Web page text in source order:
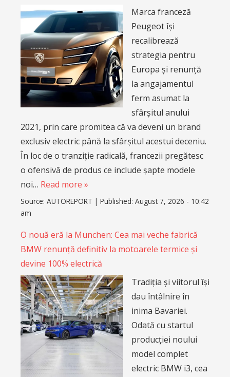
Marca franceză
Peugeot își
recalibrează
strategia pentru
Europa și renunță
la angajamentul
ferm asumat la
sfârșitul anului
2021, prin care promitea că va deveni un brand
exclusiv electric până la sfârșitul acestui deceniu.
În loc de o tranziție radicală, francezii pregătesc
o ofensivă de produs ce include șapte modele
noi… Read more »
Source: AUTOREPORT | Published: August 7, 2026 - 10:42
am
O nouă eră la Munchen: Cea mai veche fabrică
BMW renunță definitiv la motoarele termice și
devine 100% electrică
Tradiția și viitorul își
dau întâlnire în
inima Bavariei.
Odată cu startul
producției noului
model complet
electric BMW i3, cea